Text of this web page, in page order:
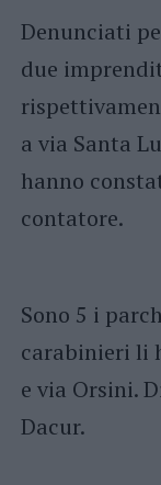
Denunciati
due
a via Santa
hanno
contatore.
Sono 5 i
carabinieri li
e via Orsini.
Dacur.